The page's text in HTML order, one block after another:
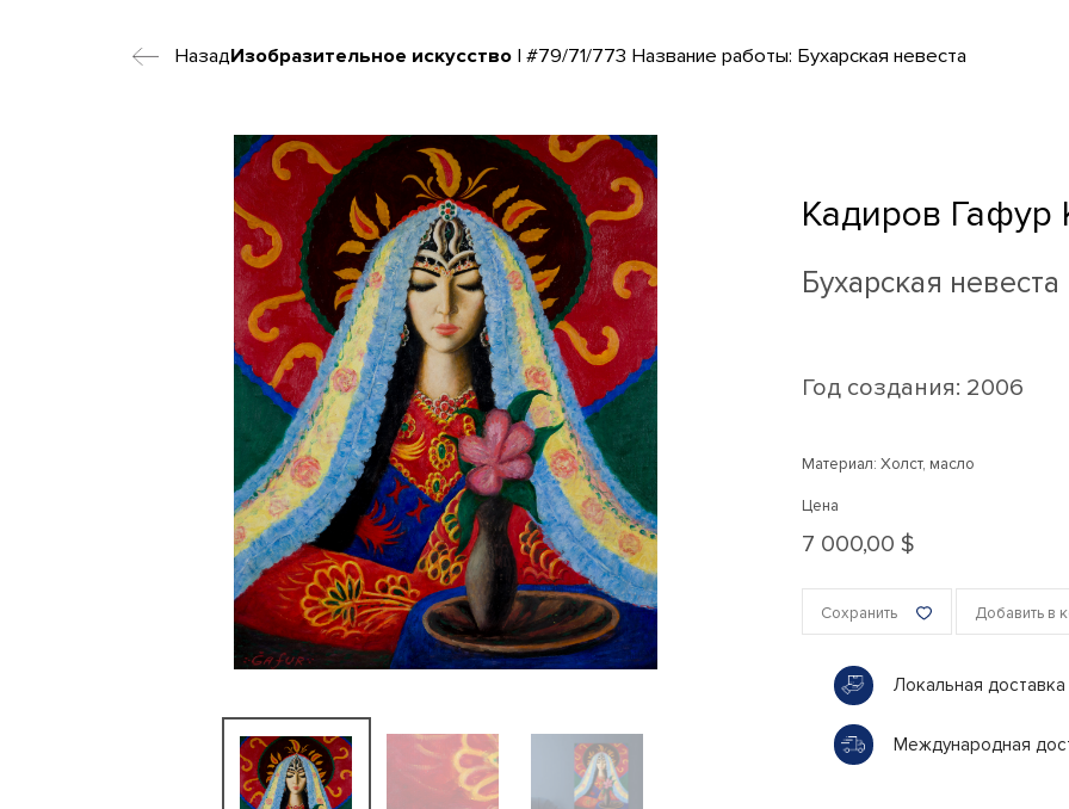
НазадИзобразительное искусство| #79/71/773 Название работы: Бухарская невеста
Кадиров Гафур
Бухарская невеста
Год создания: 2006
Материал: Холст, масло
Цена
7 000,00 $
Сохранить Добавить в
Локальная доставка
Международная